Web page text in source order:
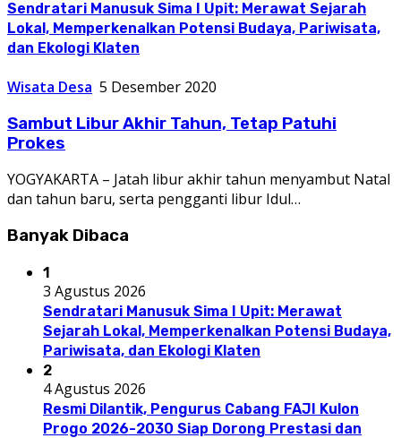
Sendratari Manusuk Sima I Upit: Merawat Sejarah
Lokal, Memperkenalkan Potensi Budaya, Pariwisata,
dan Ekologi Klaten
Wisata Desa 5 Desember 2020
Sambut Libur Akhir Tahun, Tetap Patuhi
Prokes
YOGYAKARTA – Jatah libur akhir tahun menyambut Natal
dan tahun baru, serta pengganti libur Idul…
Banyak Dibaca
1
3 Agustus 2026
Sendratari Manusuk Sima I Upit: Merawat
Sejarah Lokal, Memperkenalkan Potensi Budaya,
Pariwisata, dan Ekologi Klaten
2
4 Agustus 2026
Resmi Dilantik, Pengurus Cabang FAJI Kulon
Progo 2026-2030 Siap Dorong Prestasi dan